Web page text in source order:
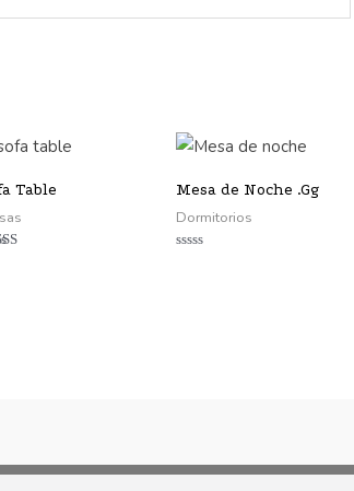
Table Mesa de Noche .Gg
Dormitorios